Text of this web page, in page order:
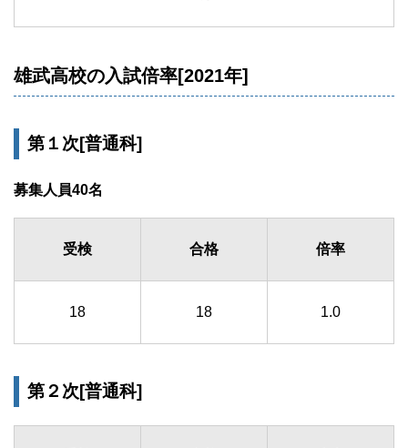
雄武高校の入試倍率[2021年]
第１次[普通科]
募集人員40名
受検 合格 倍率
18 18 1.0
第２次[普通科]